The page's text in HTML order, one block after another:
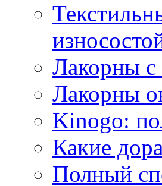
Лакорны
Лакорны
Kinogo:
Какие
Полный